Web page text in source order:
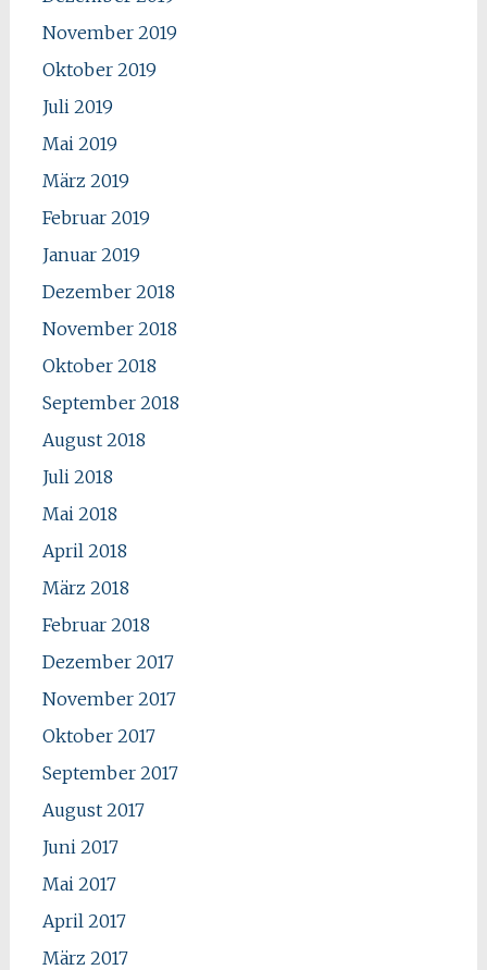
November 2019
Oktober 2019
Juli 2019
Mai 2019
März 2019
Februar 2019
Januar 2019
Dezember 2018
November 2018
Oktober 2018
September 2018
August 2018
Juli 2018
Mai 2018
April 2018
März 2018
Februar 2018
Dezember 2017
November 2017
Oktober 2017
September 2017
August 2017
Juni 2017
Mai 2017
April 2017
März 2017